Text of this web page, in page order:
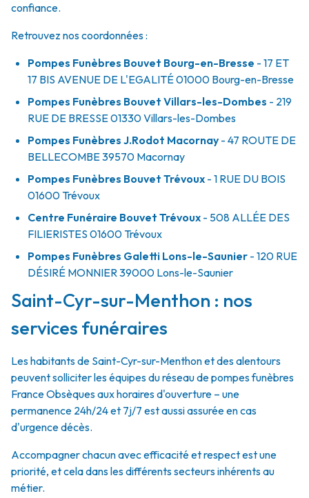
confiance.
Retrouvez nos coordonnées :
Pompes Funèbres Bouvet Bourg-en-Bresse - 17 ET
17 BIS AVENUE DE L'EGALITÉ01000 Bourg-en-Bresse
Pompes Funèbres Bouvet Villars-les-Dombes - 219
RUE DE BRESSE01330Villars-les-Dombes
Pompes Funèbres J.Rodot Macornay - 47 ROUTE DE
BELLECOMBE39570 Macornay
Pompes Funèbres Bouvet Trévoux - 1 RUE DU BOIS
01600 Trévoux
Centre Funéraire Bouvet Trévoux - 508 ALLÉE DES
FILIERISTES 01600 Trévoux
Pompes Funèbres Galetti Lons-le-Saunier - 120 RUE
DÉSIRÉ MONNIER39000 Lons-le-Saunier
Saint-Cyr-sur-Menthon : nos
services funéraires
Les habitants de Saint-Cyr-sur-Menthon et des alentours
peuvent solliciter les équipes du réseau de pompes funèbres
France Obsèques aux horaires d'ouverture – une
permanence 24h/24 et 7j/7 est aussi assurée en cas
d'urgence décès.
Accompagner chacun avec efficacité et respect est une
priorité, et cela dans les différents secteurs inhérents au
métier.